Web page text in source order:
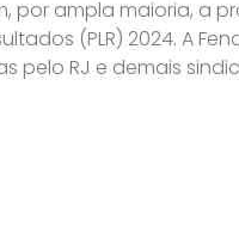
por ampla maioria, a
(PLR) 2024. A
pelo RJ e demais